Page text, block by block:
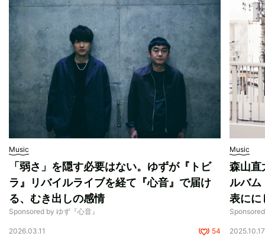
Music
「弱さ」を隠す必要はない。ゆずが『トビ
ラ』リバイルライブを経て『心音』で届け
る、むき出しの感情
Sponsored by ゆず『心音』
2026.03.11 54
Music
森山直
ルバ
表にに
2025.10.17